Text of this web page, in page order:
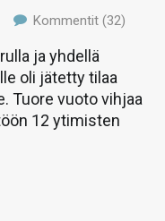
Kommentit (32)
ja yhdellä
oli jätetty tilaa
Tuore vuoto vihjaa
12 ytimisten